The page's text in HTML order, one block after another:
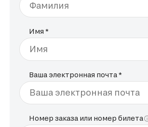
Фамилия
Имя *
Имя
Ваша электронная почта *
Ваша электронная почта
Номер заказа или номер билета